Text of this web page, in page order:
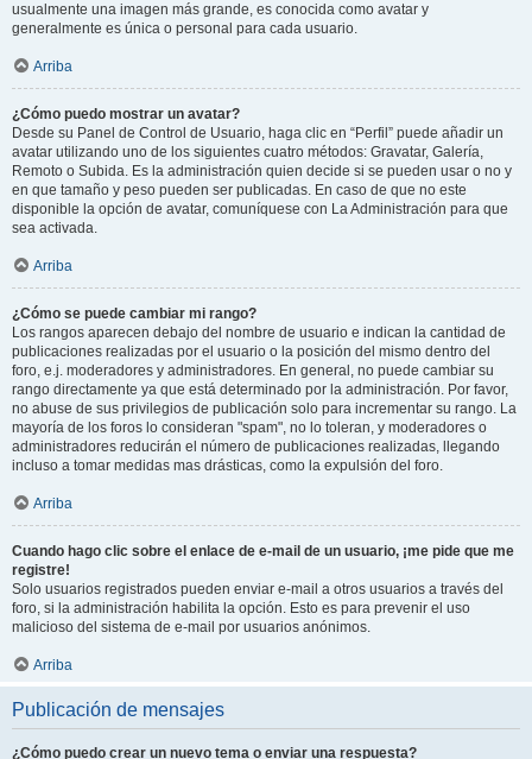
usualmente una imagen más grande, es conocida como avatar y
generalmente es única o personal para cada usuario.
Arriba
¿Cómo puedo mostrar un avatar?
Desde su Panel de Control de Usuario, haga clic en “Perfil” puede añadir un
avatar utilizando uno de los siguientes cuatro métodos: Gravatar, Galería,
Remoto o Subida. Es la administración quien decide si se pueden usar o no y
en que tamaño y peso pueden ser publicadas. En caso de que no este
disponible la opción de avatar, comuníquese con La Administración para que
sea activada.
Arriba
¿Cómo se puede cambiar mi rango?
Los rangos aparecen debajo del nombre de usuario e indican la cantidad de
publicaciones realizadas por el usuario o la posición del mismo dentro del
foro, e.j. moderadores y administradores. En general, no puede cambiar su
rango directamente ya que está determinado por la administración. Por favor,
no abuse de sus privilegios de publicación solo para incrementar su rango. La
mayoría de los foros lo consideran "spam", no lo toleran, y moderadores o
administradores reducirán el número de publicaciones realizadas, llegando
incluso a tomar medidas mas drásticas, como la expulsión del foro.
Arriba
Cuando hago clic sobre el enlace de e-mail de un usuario, ¡me pide que me
registre!
Solo usuarios registrados pueden enviar e-mail a otros usuarios a través del
foro, si la administración habilita la opción. Esto es para prevenir el uso
malicioso del sistema de e-mail por usuarios anónimos.
Arriba
Publicación de mensajes
¿Cómo puedo crear un nuevo tema o enviar una respuesta?